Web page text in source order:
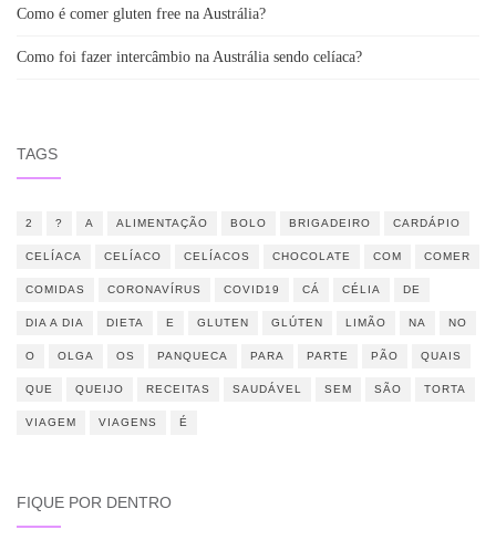
Como é comer gluten free na Austrália?
Como foi fazer intercâmbio na Austrália sendo celíaca?
TAGS
2 ? A ALIMENTAÇÃO BOLO BRIGADEIRO CARDÁPIO
CELÍACA CELÍACO CELÍACOS CHOCOLATE COM COMER
COMIDAS CORONAVÍRUS COVID19 CÁ CÉLIA DE
DIA A DIA DIETA E GLUTEN GLÚTEN LIMÃO NA NO
O OLGA OS PANQUECA PARA PARTE PÃO QUAIS
QUE QUEIJO RECEITAS SAUDÁVEL SEM SÃO TORTA
VIAGEM VIAGENS É
FIQUE POR DENTRO